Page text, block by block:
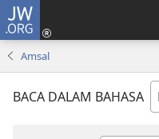
JW.ORG
Amsal
BACA DALAM BAHASA